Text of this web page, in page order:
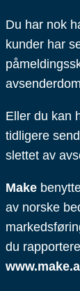
Du har nok
kunder har
Eller du kan
tidligere
slettet av
Make
av norske
du